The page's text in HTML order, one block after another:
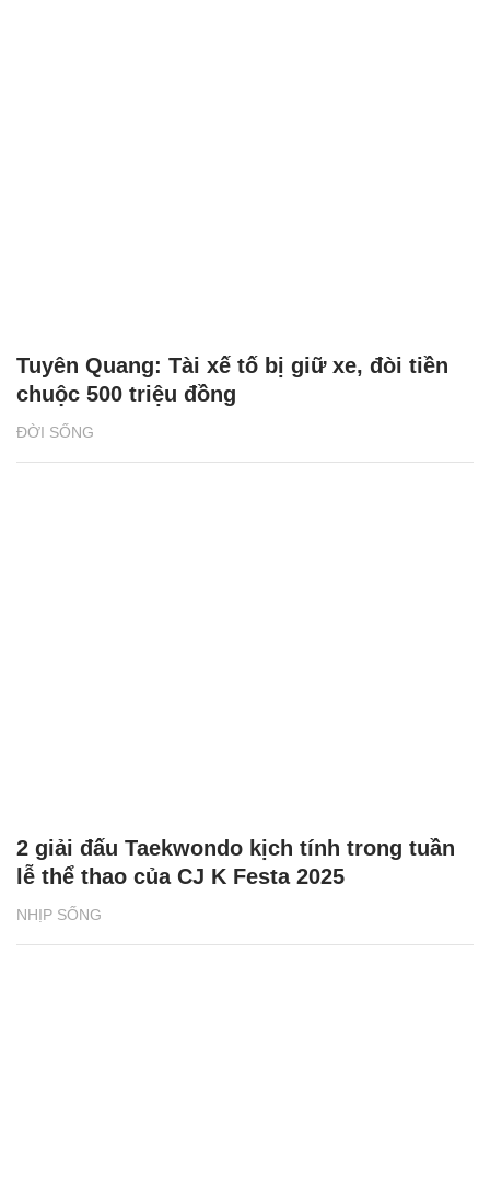
ĐỜI SỐNG
Tuyên Quang: Tài xế tố bị giữ xe, đòi tiền
chuộc 500 triệu đồng
NHỊP SỐNG
2 giải đấu Taekwondo kịch tính trong tuần
lễ thể thao của CJ K Festa 2025